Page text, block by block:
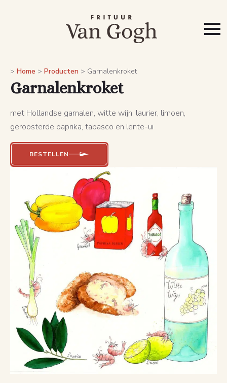
> Home > Producten > Garnalenkroket
Garnalenkroket
met Hollandse garnalen, witte wijn, laurier, limoen,
geroosterde paprika, tabasco en lente-ui
BESTELLEN